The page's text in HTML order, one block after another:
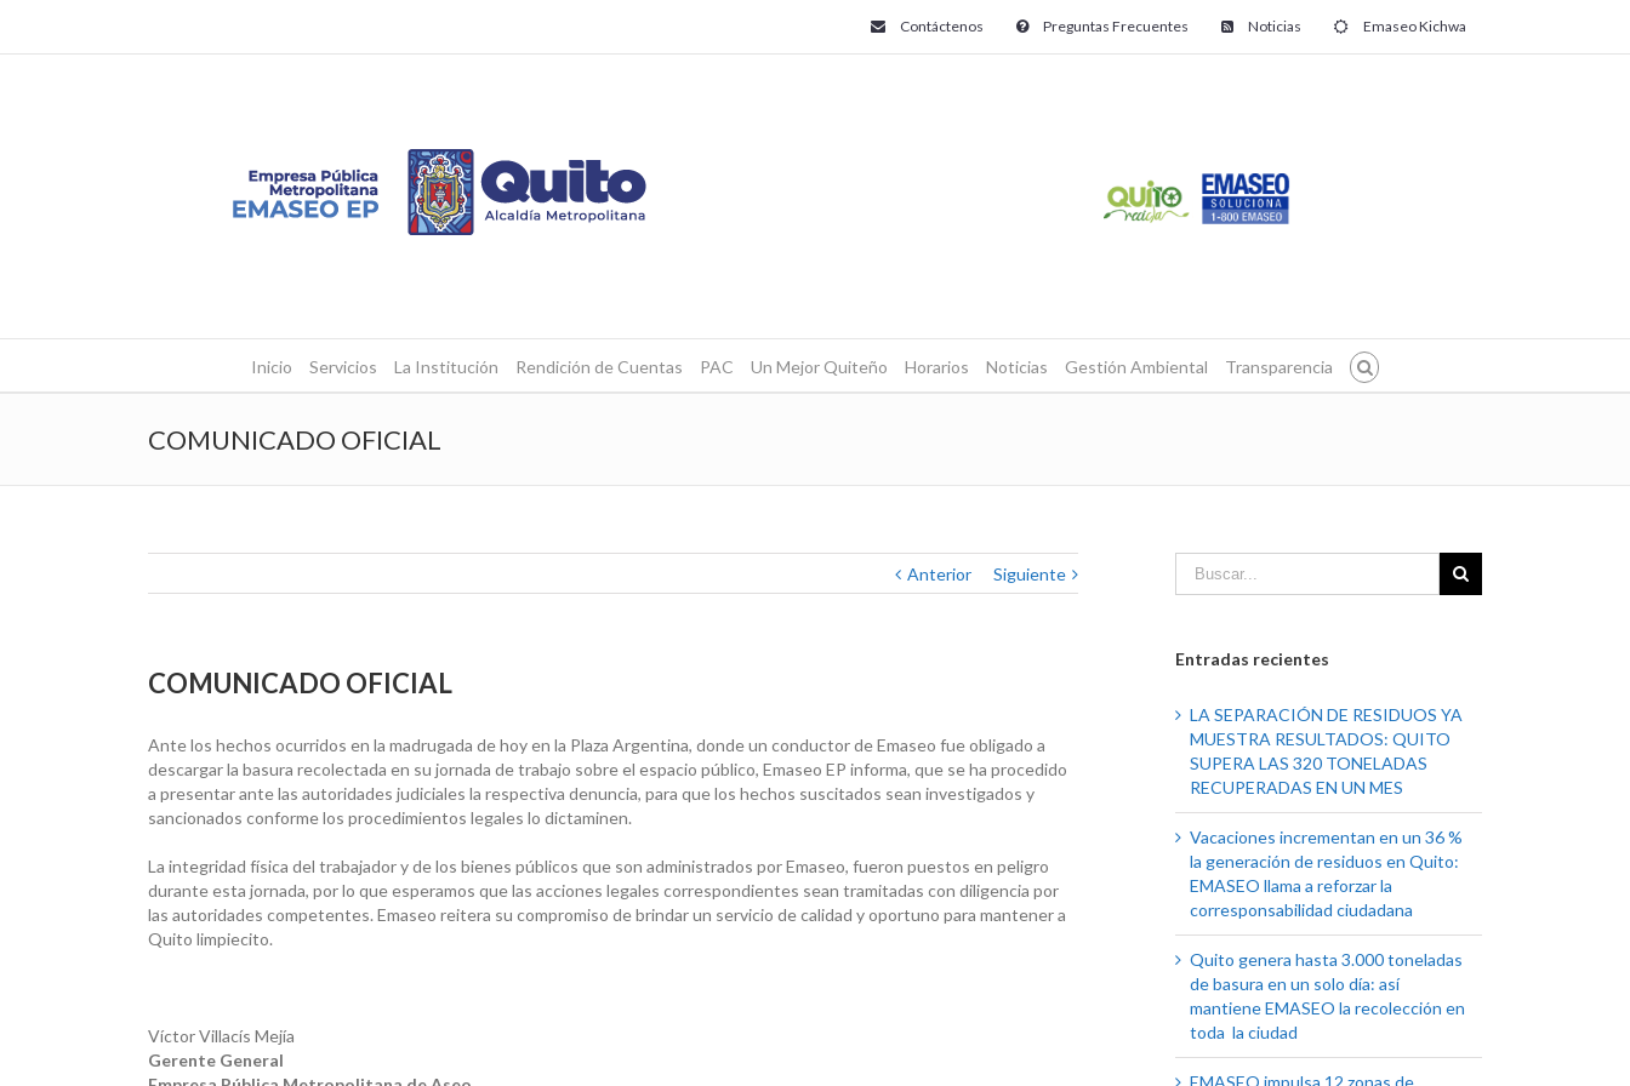
Contáctenos Preguntas Frecuentes Noticias Emaseo Kichwa
Inicio Servicios La Institución Rendición de Cuentas PAC Un Mejor Quiteño Horarios Noticias Gestión Ambiental Transparencia
COMUNICADO OFICIAL
Anterior Siguiente
COMUNICADO OFICIAL
Ante los hechos ocurridos en la madrugada de hoy en la Plaza Argentina, donde un conductor de Emaseo fue obligado a
descargar la basura recolectada en su jornada de trabajo sobre el espacio público, Emaseo EP informa, que se ha procedido
a presentar ante las autoridades judiciales la respectiva denuncia, para que los hechos suscitados sean investigados y
sancionados conforme los procedimientos legales lo dictaminen.
La integridad física del trabajador y de los bienes públicos que son administrados por Emaseo, fueron puestos en peligro
durante esta jornada, por lo que esperamos que las acciones legales correspondientes sean tramitadas con diligencia por
las autoridades competentes. Emaseo reitera su compromiso de brindar un servicio de calidad y oportuno para mantener a
Quito limpiecito.
Víctor Villacís Mejía
Gerente General
Entradas recientes
LA SEPARACIÓN DE RESIDUOS YA
MUESTRA RESULTADOS: QUITO
SUPERA LAS 320 TONELADAS
RECUPERADAS EN UN MES
Vacaciones incrementan en un 36 %
la generación de residuos en Quito:
EMASEO llama a reforzar la
corresponsabilidad ciudadana
Quito genera hasta 3.000 toneladas
de basura en un solo día: así
mantiene EMASEO la recolección en
toda la ciudad
EMASEO impulsa 12 zonas de